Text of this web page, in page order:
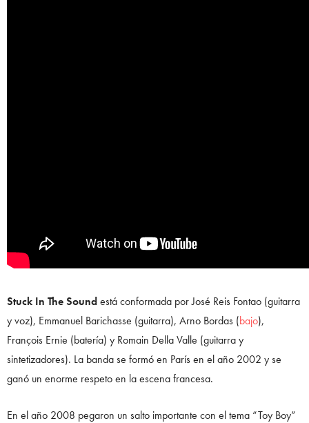
Stuck In The Soundestá conformada por José Reis Fontao (guitarra
y voz), Emmanuel Barichasse (guitarra), Arno Bordas (bajo),
François Ernie (batería) y Romain Della Valle (guitarra y
sintetizadores). La banda se formó en París en el año 2002 y se
ganó un enorme respeto en la escena francesa.
En el año 2008 pegaron un salto importante con el tema “Toy Boy”